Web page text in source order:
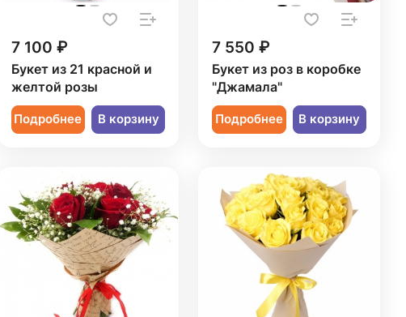
7 100 ₽
Букет из 21 красной и
желтой розы
Подробнее В корзину
7 550 ₽
Букет из роз в коробке
"Джамала"
Подробнее В корзину